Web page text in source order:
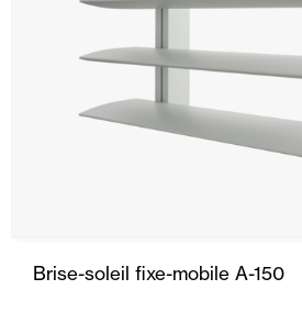
Brise-soleil fixe-mobile A-150